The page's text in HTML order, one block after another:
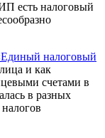
есть налоговый
налоговый
и как
счетами в
в разных